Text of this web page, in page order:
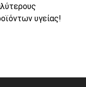
υγείας!